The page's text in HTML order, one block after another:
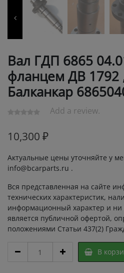
Вал ГДП 6865
фланцем ДВ 1792
Балканкар
Add a review.
10,300 ₽
Актуальные цены уточняйте у
info@bcarparts.ru .
Вся представленная на сайте
технических характеристик,
информационный характер и ни
является публичной офертой,
положениями Статьи 437(2)
ГДП
В